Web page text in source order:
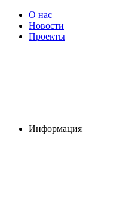
О нас
Новости
Проекты
Информация